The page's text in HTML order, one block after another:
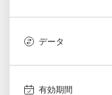
データ
有効期間